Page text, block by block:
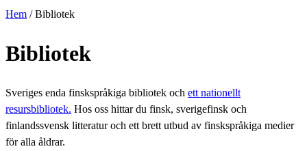
Hem /Bibliotek
Bibliotek
Sveriges enda finskspråkiga bibliotek och ett nationellt
resursbibliotek. Hos oss hittar du finsk, sverigefinsk och
finlandssvensk litteratur och ett brett utbud av finskspråkiga medier
för alla åldrar.